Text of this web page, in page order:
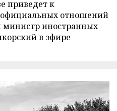
приведет к
отношений
министр иностранных
в эфире